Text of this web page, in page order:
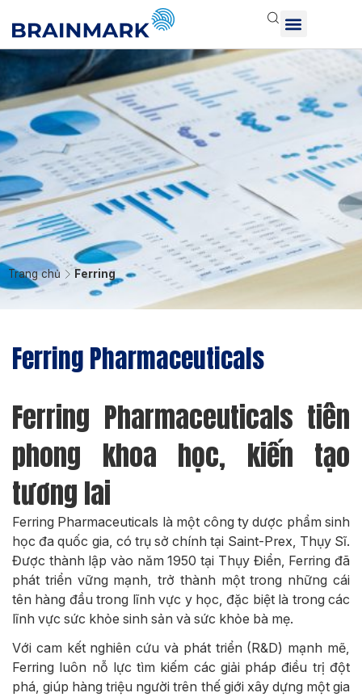
Trang chủ Ferring
Ferring Pharmaceuticals
Ferring Pharmaceuticals tiên
phong khoa học, kiến tạo
tương lai
Ferring Pharmaceuticals là một công ty dược phẩm sinh
học đa quốc gia, có trụ sở chính tại Saint-Prex, Thụy Sĩ.
Được thành lập vào năm 1950 tại Thụy Điển, Ferring đã
phát triển vững mạnh, trở thành một trong những cái
tên hàng đầu trong lĩnh vực y học, đặc biệt là trong các
lĩnh vực sức khỏe sinh sản và sức khỏe bà mẹ.
Với cam kết nghiên cứu và phát triển (R&D) mạnh mẽ,
Ferring luôn nỗ lực tìm kiếm các giải pháp điều trị đột
phá, giúp hàng triệu người trên thế giới xây dựng một gia